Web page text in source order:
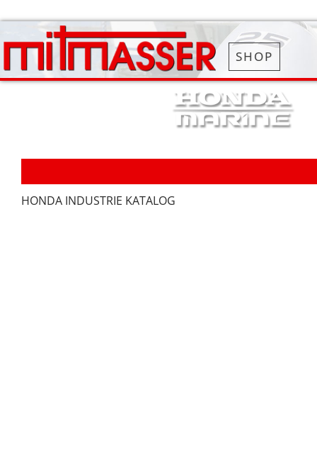
SHOP
HONDA INDUSTRIE KATALOG